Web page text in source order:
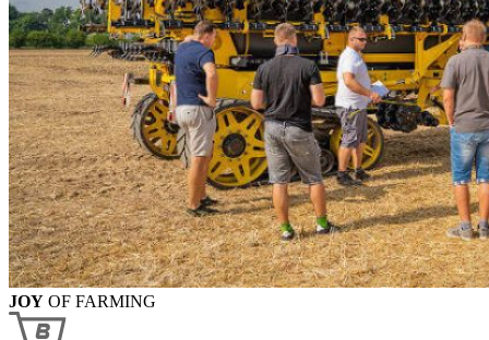
JOY OF FARMING